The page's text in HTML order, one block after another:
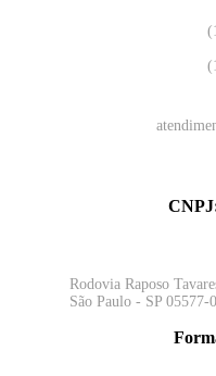
CNPJ
Rodovia Raposo
São Paulo - SP 05577-